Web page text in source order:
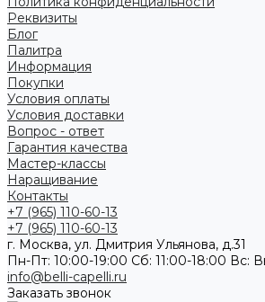
Реквизиты
Блог
Палитра
Информация
Покупки
Условия оплаты
Условия доставки
Вопрос - ответ
Гарантия качества
Мастер-классы
Наращивание
Контакты
+7 (965) 110-60-13
+7 (965) 110-60-13
г. Москва, ул. Дмитрия Ульянова, д.31
Пн-Пт: 10:00-19:00 Cб: 11:00-18:00 Вс:
info@belli-capelli.ru
Заказать звонок